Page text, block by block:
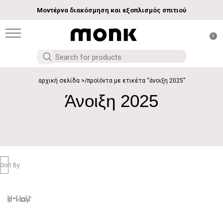
Μοντέρνα διακόσμηση και εξοπλισμός σπιτιού
0
αρχική σελίδα προϊόντα με ετικέτα “άνοιξη 2025”
Άνοιξη 2025
Sort By
Î¦Î™Î›Î¤Î¡Î‘